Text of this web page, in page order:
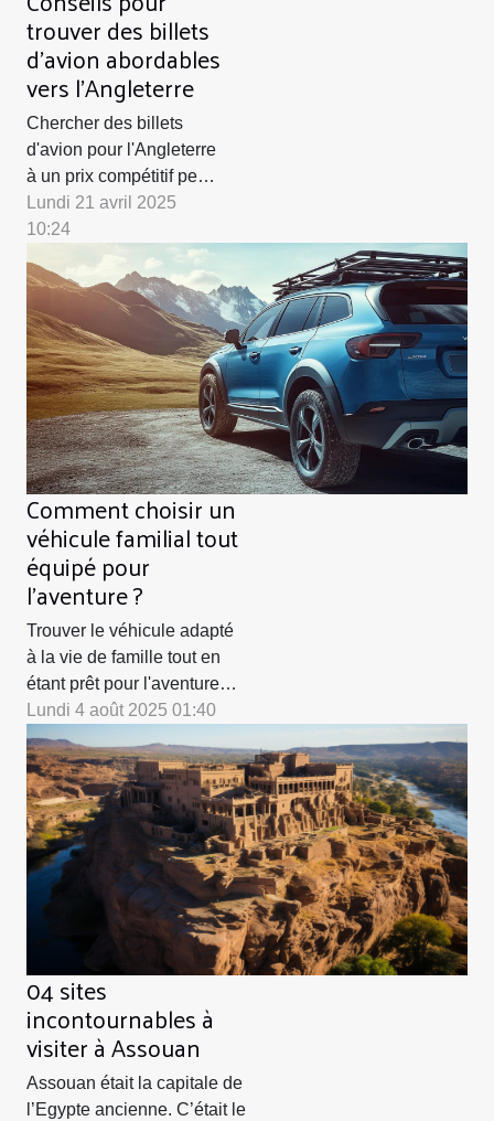
Comment choisir un
véhicule familial tout
équipé pour
l'aventure ?
Trouver le véhicule adapté
à la vie de famille tout en
étant prêt pour l'aventure
peut sembler complexe.
Entre les besoins de
confort, de sécurité et de
modularité, il est nécessaire
de connaître les critères à
privilégier. Parcourez les
paragraphes suivants pour
découvrir comment
sélectionner le...
Lundi 4 août 2025 01:40
04 sites
incontournables à
visiter à Assouan
Assouan était la capitale de
l’Egypte ancienne. C’était le
trouver des billets
d'avion abordables
vers l'Angleterre
Chercher des billets
d'avion pour l'Angleterre
à un prix compétitif peut
s'avérer être un véritable
casse-tête. Face à la
multitude d'options et
d'offres qui foisonnent
sur le marché, il devient
primordial de connaître
les bons plans et
astuces pour voyager
sans se ruiner. Laissez-
vous guider à...
Lundi 21 avril 2025
10:24